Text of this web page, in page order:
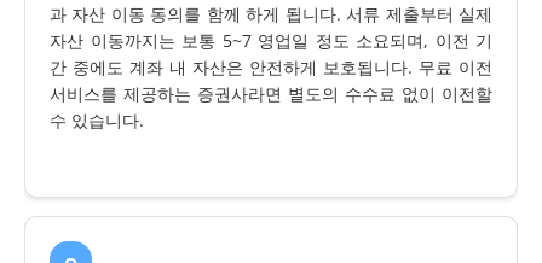
과 자산 이동 동의를 함께 하게 됩니다. 서류 제출부터 실제
자산 이동까지는 보통 5~7 영업일 정도 소요되며, 이전 기
간 중에도 계좌 내 자산은 안전하게 보호됩니다. 무료 이전
서비스를 제공하는 증권사라면 별도의 수수료 없이 이전할
수 있습니다.